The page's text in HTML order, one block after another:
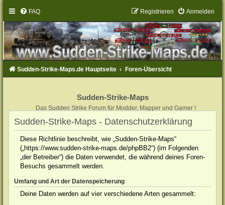
FAQ Anmelden
Registrieren
Sudden-Strike-Maps.de Hauptseite Foren-Übersicht
Sudden-Strike-Maps
Das Sudden Strike Forum für Modder, Mapper und Gamer !
Sudden-Strike-Maps - Datenschutzerklärung
Diese Richtlinie beschreibt, wie „Sudden-Strike-Maps“
(„https://www.sudden-strike-maps.de/phpBB2“) (im Folgenden
„der Betreiber“) die Daten verwendet, die während deines Foren-
Besuchs gesammelt werden.
Umfang und Art der Datenspeicherung
Deine Daten werden auf vier verschiedene Arten gesammelt: